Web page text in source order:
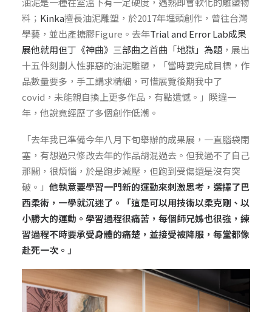
料； Kinka擅長油泥雕塑，於2017年埋頭創作，曾往台灣
學藝，並出產搪膠Figure。去年Trial and Error Lab成果
展他就用但丁《神曲》三部曲之首曲「地獄」為題 ，展出
十五件刻劃人性罪惡的油泥雕塑，「當時要完成目標，作
品數量要多，手工講求精細，可惜展覽後期我中了
covid，未能親自換上更多作品，有點遺憾。」睽違一
年，他說竟經歷了多個創作低潮。
「去年我已準備今年八月下旬舉辦的成果展，一直腦袋閉
塞，有想過只修改去年的作品胡混過去。但我過不了自己
那關，很煩惱，於是跑步減壓，但跑到受傷還是沒有突
破。」 他執意要學習一門新的運動來刺激思考，選擇了巴
西柔術，一學就沉迷了。「這是可以用技術以柔克剛、以
小勝大的運動。學習過程很痛苦，每個師兄姊也很強，練
習過程不時要承受身體的痛楚，並接受被降服，每堂都像
赴死一次。」